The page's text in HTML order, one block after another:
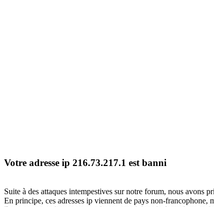
Votre adresse ip 216.73.217.1 est banni
Suite à des attaques intempestives sur notre forum, nous avons
En principe, ces adresses ip viennent de pays non-francophone,